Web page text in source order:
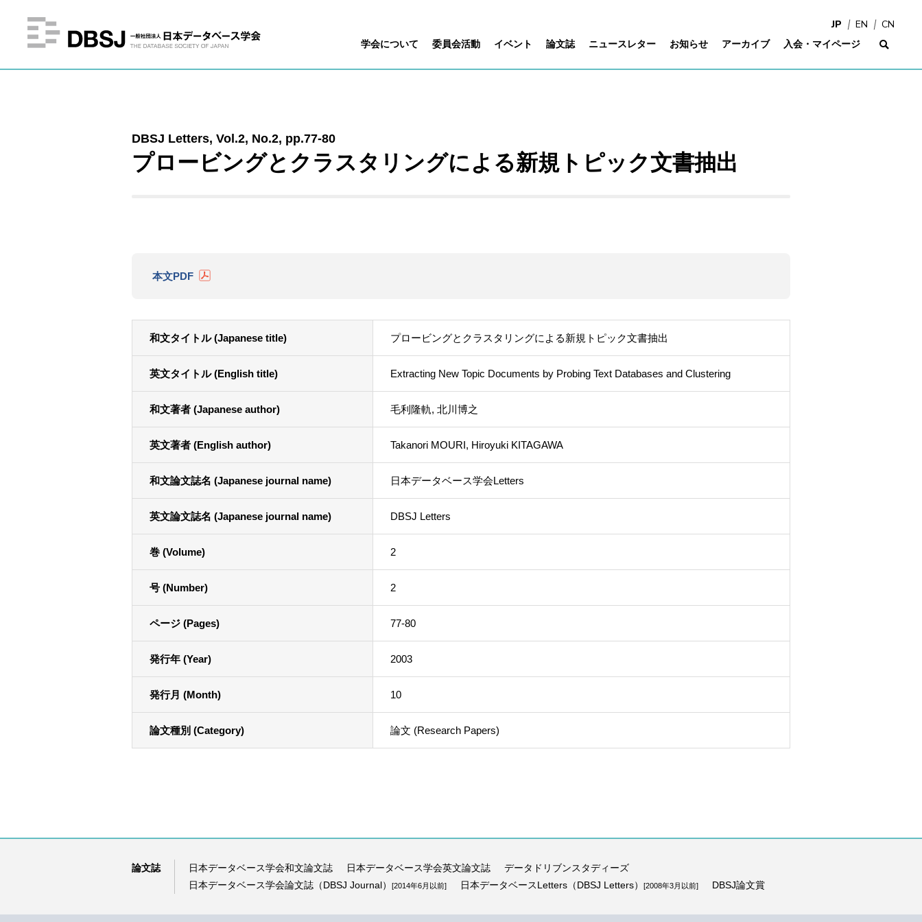
学会について 委員会活動 イベント 論文誌 ニュースレター お知らせ アーカイブ 入会・マイページ
JP EN CN
DBSJ Letters, Vol.2, No.2, pp.77-80
プロービングとクラスタリングによる新規トピック文書抽出
本文PDF
和文タイトル (Japanese title) プロービングとクラスタリングによる新規トピック文書抽出
英文タイトル (English title) Extracting New Topic Documents by Probing Text Databases and Clustering
和文著者 (Japanese author) 毛利隆軌, 北川博之
英文著者 (English author) Takanori MOURI, Hiroyuki KITAGAWA
和文論文誌名 (Japanese journal name) 日本データベース学会Letters
英文論文誌名 (Japanese journal name) DBSJ Letters
巻 (Volume) 2
号 (Number) 2
ページ (Pages) 77-80
発行年 (Year) 2003
発行月 (Month) 10
論文種別 (Category) 論文 (Research Papers)
論文誌 日本データベース学会和文論文誌 日本データベース学会英文論文誌
データドリブンスタディーズ
日本データベース学会論文誌（DBSJ Journal）
[2014年6月以前] 日本データベースLetters（DBSJ Letters） [2008年3月以前] DBSJ論文賞